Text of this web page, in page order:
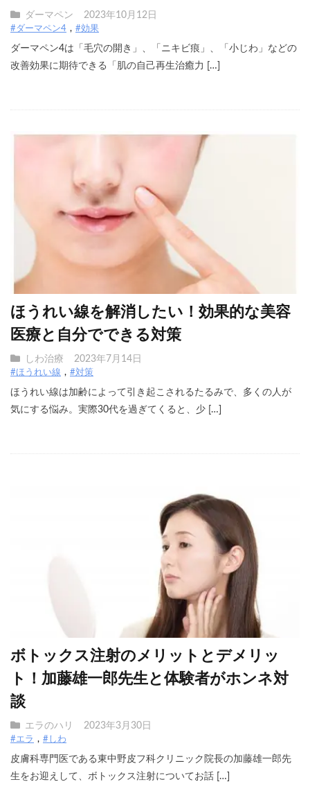
ダーマペン 2023年10月12日
#ダーマペン4 #効果
ダーマペン4は「毛穴の開き」、「ニキビ痕」、「小じわ」などの
改善効果に期待できる「肌の自己再生治癒力 […]
ほうれい線を解消したい！効果的な美容
医療と自分でできる対策
しわ治療 2023年7月14日
#ほうれい線 #対策
ほうれい線は加齢によって引き起こされるたるみで、多くの人が
気にする悩み。実際30代を過ぎてくると、少 […]
ボトックス注射のメリットとデメリッ
ト！加藤雄一郎先生と体験者がホンネ対
談
エラのハリ 2023年3月30日
#エラ #しわ
皮膚科専門医である東中野皮フ科クリニック院長の加藤雄一郎先
生をお迎えして、ボトックス注射についてお話 […]